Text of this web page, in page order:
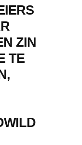
ZIN
TE